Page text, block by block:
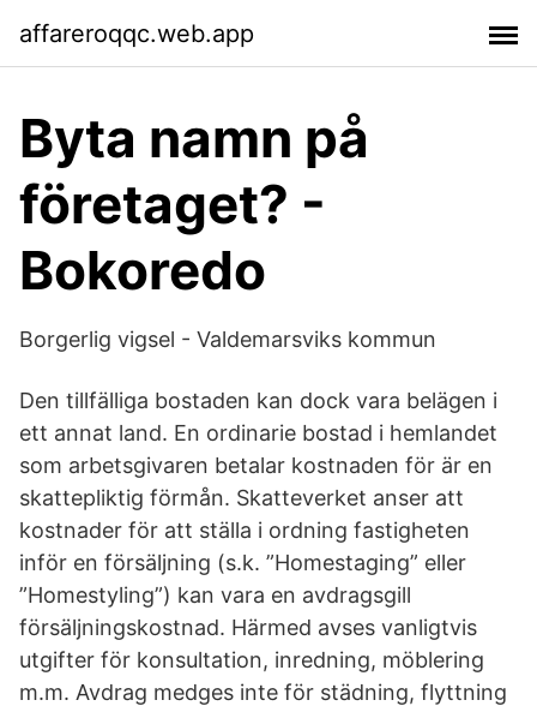
affareroqqc.web.app
Byta namn på
företaget? -
Bokoredo
Borgerlig vigsel - Valdemarsviks kommun
Den tillfälliga bostaden kan dock vara belägen i
ett annat land. En ordinarie bostad i hemlandet
som arbetsgivaren betalar kostnaden för är en
skattepliktig förmån. Skatteverket anser att
kostnader för att ställa i ordning fastigheten
inför en försäljning (s.k. ”Homestaging” eller
”Homestyling”) kan vara en avdragsgill
försäljningskostnad. Härmed avses vanligtvis
utgifter för konsultation, inredning, möblering
m.m. Avdrag medges inte för städning, flyttning